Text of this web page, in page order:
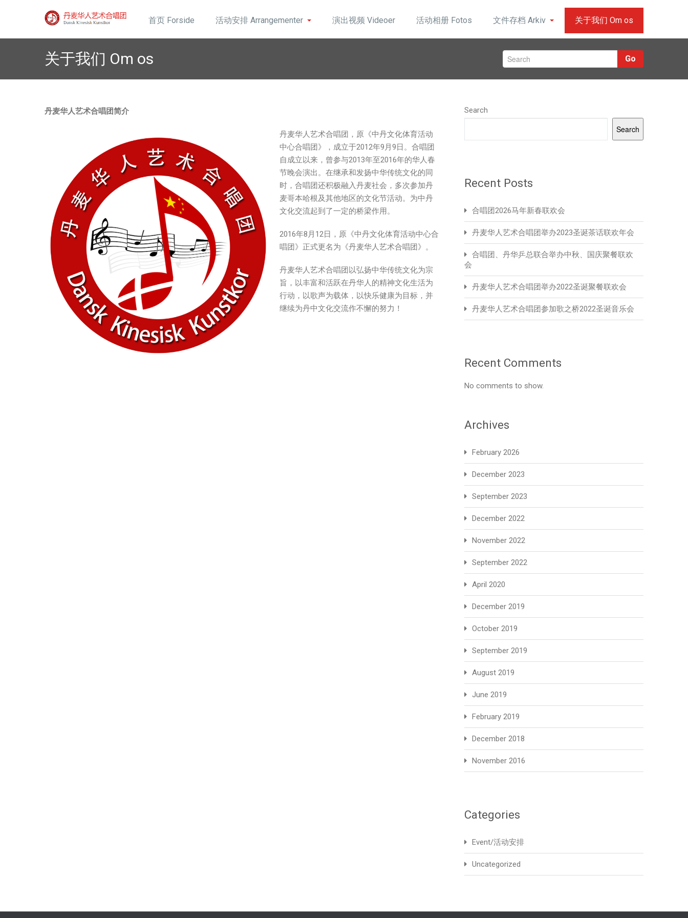
首页 Forside 活动安排 Arrangementer 演出视频 Videoer 活动相册 Fotos 文件存档 Arkiv 关于我们 Om os
关于我们 Om os Go
丹麦华人艺术合唱团简介
丹麦华人艺术合唱团，原《中丹文化体育活动
中心合唱团》，成立于2012年9月9日。合唱团
自成立以来，曾参与2013年至2016年的华人春
节晚会演出。在继承和发扬中华传统文化的同
时，合唱团还积极融入丹麦社会，多次参加丹
麦哥本哈根及其他地区的文化节活动。为中丹
文化交流起到了一定的桥梁作用。
2016年8月12日，原《中丹文化体育活动中心合
唱团》正式更名为《丹麦华人艺术合唱团》。
丹麦华人艺术合唱团以弘扬中华传统文化为宗
旨，以丰富和活跃在丹华人的精神文化生活为
行动，以歌声为载体，以快乐健康为目标，并
继续为丹中文化交流作不懈的努力！
Search
Search
Recent Posts
合唱团2026马年新春联欢会
丹麦华人艺术合唱团举办2023圣诞茶话联欢年会
合唱团、丹华乒总联合举办中秋、国庆聚餐联欢
会
丹麦华人艺术合唱团举办2022圣诞聚餐联欢会
丹麦华人艺术合唱团参加歌之桥2022圣诞音乐会
Recent Comments
No comments to show.
Archives
February 2026
December 2023
September 2023
December 2022
November 2022
September 2022
April 2020
December 2019
October 2019
September 2019
August 2019
June 2019
February 2019
December 2018
November 2016
Categories
Event/活动安排
Uncategorized